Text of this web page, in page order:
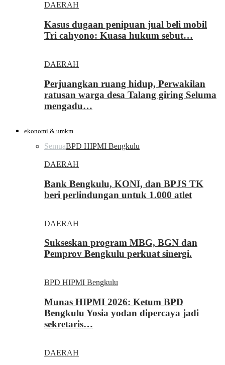
DAERAH
Kasus dugaan penipuan jual beli mobil
Tri cahyono: Kuasa hukum sebut…
DAERAH
Perjuangkan ruang hidup, Perwakilan
ratusan warga desa Talang giring Seluma
mengadu…
ekonomi & umkm
SemuaBPD HIPMI Bengkulu
DAERAH
Bank Bengkulu, KONI, dan BPJS TK
beri perlindungan untuk 1.000 atlet
DAERAH
Sukseskan program MBG, BGN dan
Pemprov Bengkulu perkuat sinergi.
BPD HIPMI Bengkulu
Munas HIPMI 2026: Ketum BPD
Bengkulu Yosia yodan dipercaya jadi
sekretaris…
DAERAH